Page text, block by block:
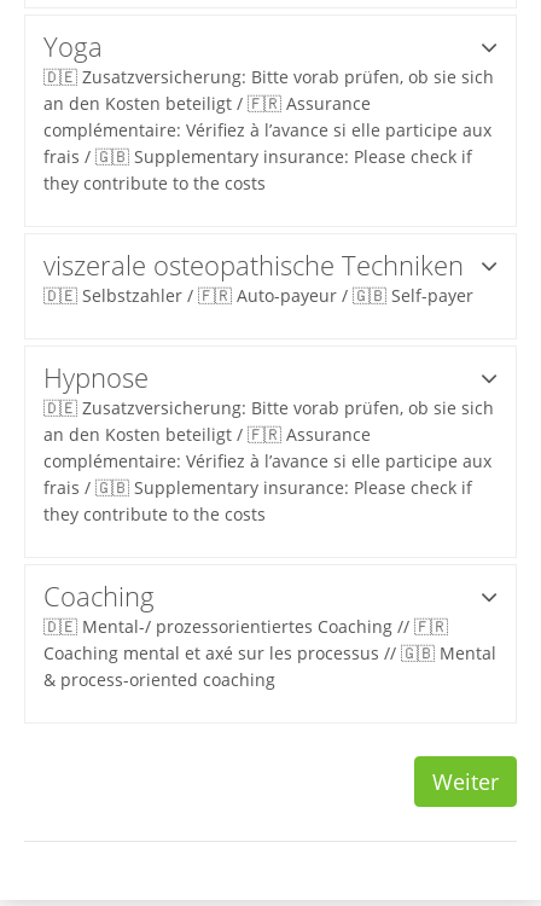
Yoga
🇩🇪 Zusatzversicherung: Bitte vorab prüfen, ob sie sich
an den Kosten beteiligt / 🇫🇷 Assurance
complémentaire: Vérifiez à l’avance si elle participe aux
frais / 🇬🇧 Supplementary insurance: Please check if
they contribute to the costs
viszerale osteopathische Techniken
🇩🇪 Selbstzahler / 🇫🇷 Auto-payeur / 🇬🇧 Self-payer
Hypnose
🇩🇪 Zusatzversicherung: Bitte vorab prüfen, ob sie sich
an den Kosten beteiligt / 🇫🇷 Assurance
complémentaire: Vérifiez à l’avance si elle participe aux
frais / 🇬🇧 Supplementary insurance: Please check if
they contribute to the costs
Coaching
🇩🇪 Mental-/ prozessorientiertes Coaching // 🇫🇷
Coaching mental et axé sur les processus // 🇬🇧 Mental
& process-oriented coaching
Weiter